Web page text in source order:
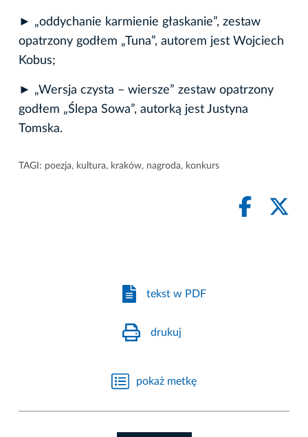
► „oddychanie karmienie głaskanie”, zestaw
opatrzony godłem „Tuna”, autorem jest Wojciech
Kobus;
► „Wersja czysta – wiersze” zestaw opatrzony
godłem „Ślepa Sowa”, autorką jest Justyna
Tomska.
TAGI: poezja, kultura, kraków, nagroda, konkurs
tekst w PDF
drukuj
pokaż metkę